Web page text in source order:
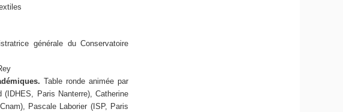
générale du Conservatoire
Table ronde animée par
Paris Nanterre), Catherine
Pascale Laborier (ISP, Paris